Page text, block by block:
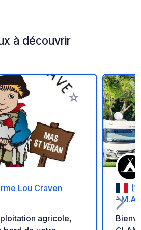
à découvrir
Ajouter à vos
Lou Craven
agricole,
- M.A